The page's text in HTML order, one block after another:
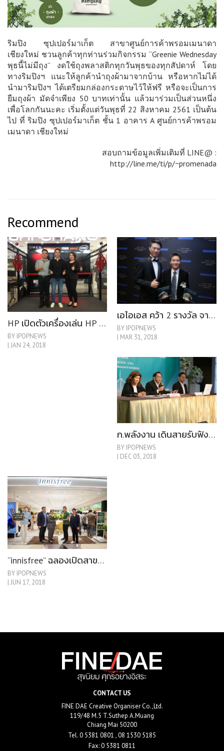
ริมปิง ซุปเปอร์มาเก็ต สาขาศูนย์การค้าพรอมเมนาดา
เชียงใหม่ ชวนลูกค้าทุกท่านร่วมกิจกรรม “Greenie Wednesday
พุธนี้ไม่มีถุง” งดใช้ถุงพลาสติกทุกวันพุธของทุกสัปดาห์ โดย
ทางริมปิงฯ แนะให้ลูกค้านำถุงผ้ามาจากบ้าน หรือหากไม่ได้
นำมาริมปิงฯ ได้เตรียมกล่องกระดาษไว้ให้ฟรี หรือจะเป็นการ
ยืมถุงผ้า มัดจำเพียง 50 บาทเท่านั้น แล้วมาร่วมเป็นส่วนหนึ่ง
เพื่อโลกกันนะคะ เริ่มตั้งแต่วันพุธที่ 22 สิงหาคม 2561 เป็นต้น
ไป ที่ ริมปิง ซุปเปอร์มาเก็ต ชั้น 1 อาคาร A ศูนย์การค้าพรอม
เมนาดา เชียงใหม่
สอบถามข้อมูลเพิ่มเติมที่ LINE@ :
http://line.me/ti/p/~promenada
Recommend
HP เปิดตัวเครื่องเล่น HP OMEN Series
BY IPOPNEWS
| JAN 24, 2018
เอไอเอส คว้า 2 รางวัล จากเวที 2018 Frost & Sullivan Thailand Excellence Awards
BY IPOPNEWS
| MAR 31, 2018
ก.พลังงาน เดินสายรับฟังแผนพัฒนากำลังผลิตไฟฟ้า (PDP) ฉบับใหม่ ประเดิมโซนภาคเหนือ จ.เชียงใหม่
BY IPOPNEWS
| DEC 03, 2018
“innisfree” ฉลองเปิดสาขาแรกในภาคเหนือ ที่เซ็นทรัลฯ แอร์พอร์ต
BY IPOPNEWS
| JUN 17, 2018
CONTACT US
FINE DAE Creative Organiser Co.,Ltd.
119/48 M.5 T.Suthep A.Muang
Chiang Mai 50200
Tel.0 5381 0801 , 08 1530 5185
Fax: 0 5381 0811